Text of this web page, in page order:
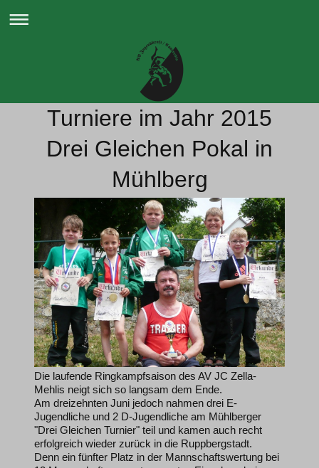
Turniere im Jahr 2015
Drei Gleichen Pokal in
Mühlberg
Die laufende Ringkampfsaison des AV JC Zella-
Mehlis neigt sich so langsam dem Ende.
Am dreizehnten Juni jedoch nahmen drei E-
Jugendliche und 2 D-Jugendliche am Mühlberger
"Drei Gleichen Turnier" teil und kamen auch recht
erfolgreich wieder zurück in die Ruppbergstadt.
Denn ein fünfter Platz in der Mannschaftswertung bei